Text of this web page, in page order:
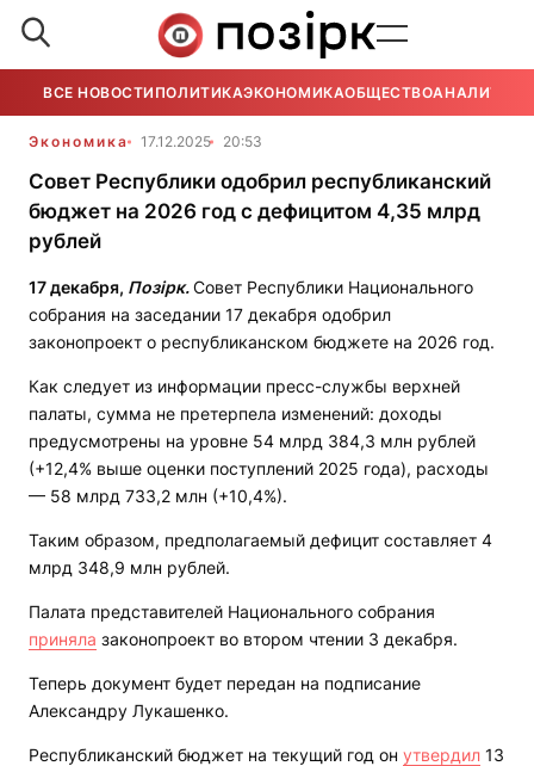
ВСЕ НОВОСТИ ПОЛИТИКАЭКОНОМИКАОБЩЕСТВОАНАЛИТИКА
Экономика 17.12.2025 20:53
Совет Республики одобрил республиканский
бюджет на 2026 год с дефицитом 4,35 млрд
рублей
17 декабря, Позірк.Совет Республики Национального
собрания на заседании 17 декабря одобрил
законопроект о республиканском бюджете на 2026 год.
Как следует из информации пресс-службы верхней
палаты, сумма не претерпела изменений: доходы
предусмотрены на уровне 54 млрд 384,3 млн рублей
(+12,4% выше оценки поступлений 2025 года), расходы
— 58 млрд 733,2 млн (+10,4%).
Таким образом, предполагаемый дефицит составляет 4
млрд 348,9 млн рублей.
Палата представителей Национального собрания
приняла законопроект во втором чтении 3 декабря.
Теперь документ будет передан на подписание
Александру Лукашенко.
Республиканский бюджет на текущий год он утвердил 13